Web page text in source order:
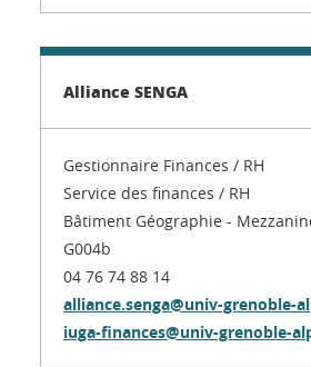
Alliance SENGA
Gestionnaire Finances / RH
Service des finances / RH
Bâtiment Géographie -
G004b
04 76 74 88 14
alliance.senga@univ-grenoble-
iuga-finances@univ-grenoble-